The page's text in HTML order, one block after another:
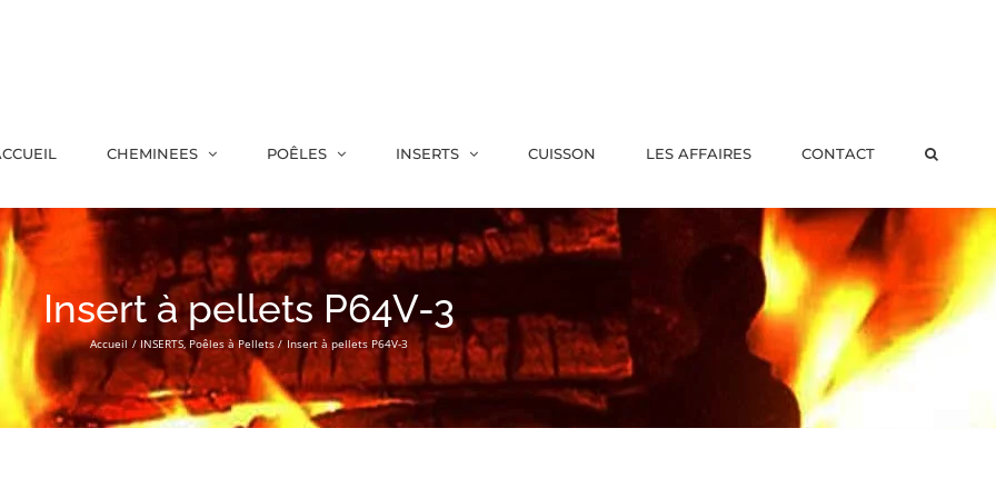
CHEMINEES POÊLES INSERTS CUISSON LES AFFAIRES CONTACT
Insert à pellets P64V-3
Accueil INSERTS Poêles à Pellets Insert à pellets P64V-3